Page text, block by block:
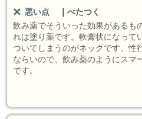
悪い点
べたつく
飲み薬でそういった効果があるも
れは塗り薬です。軟膏状になって
ついてしまうのがネックです。性
ならいので、飲み薬のようにスマ
です。